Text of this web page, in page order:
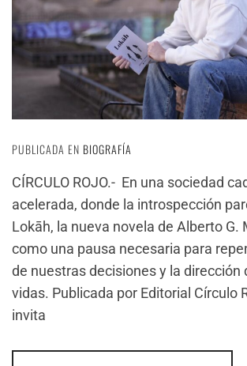
PUBLICADA EN BIOGRAFÍA
CÍRCULO ROJO.- En una sociedad
acelerada, donde la introspección
Lokāh, la nueva novela de Alberto G.
como una pausa necesaria para
de nuestras decisiones y la dirección
vidas. Publicada por Editorial Círculo
invita